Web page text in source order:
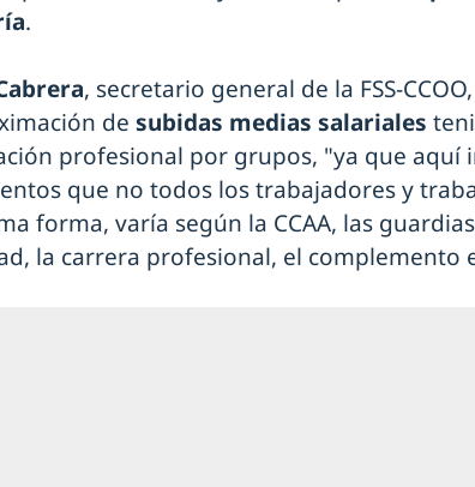
.
, secretario general de la FSS-
de subidas medias salariales
profesional por grupos, "ya que aquí
que no todos los trabajadores y
forma, varía según la CCAA, las
la carrera profesional, el complemento